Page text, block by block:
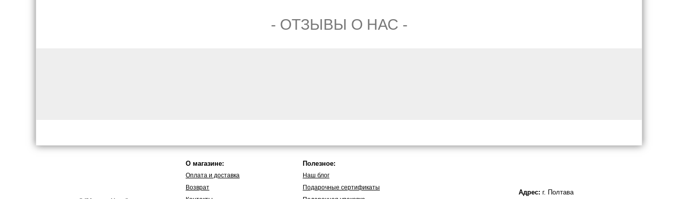
- ОТЗЫВЫ О НАС -
О магазине:
Оплата и доставка
Возврат
Полезное:
Наш блог
Подарочные сертификаты
Адрес: г. Полтава